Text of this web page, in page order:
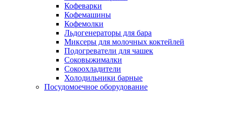
Кофеварки
Кофемашины
Кофемолки
Льдогенераторы для бара
Миксеры для молочных коктейлей
Подогреватели для чашек
Соковыжималки
Сокоохладители
Холодильники барные
Посудомоечное оборудование